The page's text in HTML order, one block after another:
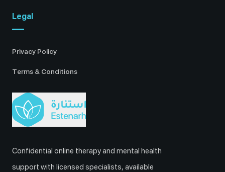
Confidential online therapy and mental health
support with licensed specialists, available
Legal
Privacy Policy
Terms & Conditions